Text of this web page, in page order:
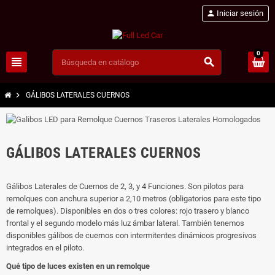
view_headline search
person Iniciar sesión
0
chevron_right GÁLIBOS LATERALES CUERNOS
GÁLIBOS LATERALES CUERNOS
Gálibos Laterales de Cuernos de 2, 3, y 4 Funciones. Son pilotos para
remolques con anchura superior a 2,10 metros (obligatorios para este tipo
de remolques). Disponibles en dos o tres colores: rojo trasero y blanco
frontal y el segundo modelo más luz ámbar lateral. También tenemos
disponibles gálibos de cuernos con intermitentes dinámicos progresivos
integrados en el piloto.
Qué tipo de luces existen en un remolque